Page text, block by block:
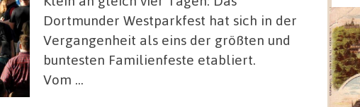
Dortmunder Westparkfest hat sich in der
Vergangenheit als eins der größten und
buntesten Familienfeste etabliert.
Vom …